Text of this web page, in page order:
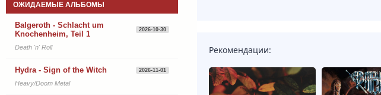
Рекомендации:
ОЖИДАЕМЫЕ АЛЬБОМЫ
Balgeroth - Schlacht um
Knochenheim, Teil 1
2026-10-30
Death 'n' Roll
Hydra - Sign of the Witch 2026-11-01
Heavy/Doom Metal